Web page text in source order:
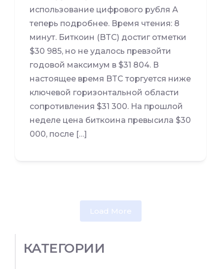
использование цифрового рубля А
теперь подробнее. Время чтения: 8
минут. Биткоин (BTC) достиг отметки
$30 985, но не удалось превзойти
годовой максимум в $31 804. В
настоящее время BTC торгуется ниже
ключевой горизонтальной области
сопротивления $31 300. На прошлой
неделе цена биткоина превысила $30
000, после […]
Load More
КАТЕГОРИИ